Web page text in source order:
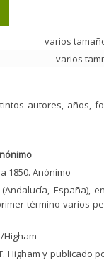
varios
varios
autores, años,
1850. Anónimo
España),
término varios
Higham
Higham y publicado